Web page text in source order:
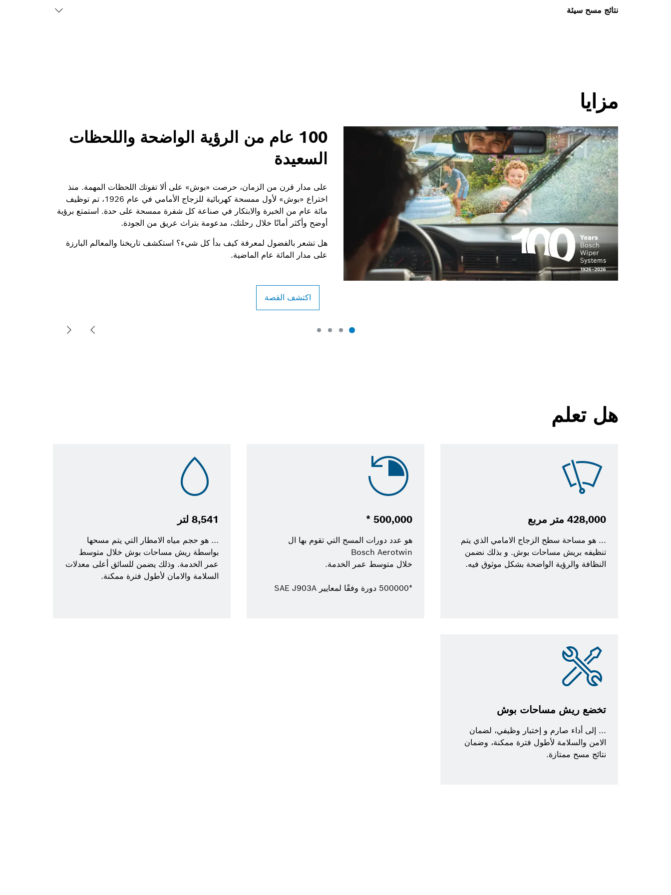
نتائج مسح سيئة
مزايا
100 عام من الرؤية الواضحة واللحظات
السعيدة
على مدار قرن من الزمان، حرصت «بوش» على ألا تفوتك اللحظات المهمة. منذ
اختراع «بوش» لأول ممسحة كهربائية للزجاج الأمامي في عام 1926، تم توظيف
مائة عام من الخبرة والابتكار في صناعة كل شفرة ممسحة على حدة. استمتع برؤية
أوضح وأكثر أمانًا خلال رحلتك، مدعومة بتراث عريق من الجودة.
هل تشعر بالفضول لمعرفة كيف بدأ كل شيء؟ استكشف تاريخنا والمعالم البارزة
على مدار المائة عام الماضية.
اكتشف القصة
هل تعلم
428,000 متر مربع
... هو مساحة سطح الزجاج الامامي الذي يتم
تنظيفه بريش مساحات بوش. و بذلك نضمن
النظافة والرؤية الواضحة بشكل موثوق فيه.
500,000 *
هو عدد دورات المسح التي تقوم بها ال
Bosch Aerotwin
خلال متوسط عمر الخدمة.
*500000 دورة وفقًا لمعايير SAE J903A
8,541 لتر
... هو حجم مياه الامطار التي يتم مسحها
بواسطة ريش مساحات بوش خلال متوسط
عمر الخدمة. وذلك يضمن للسائق أعلى معدلات
السلامة والامان لأطول فترة ممكنة.
تخضع ريش مساحات بوش
... إلى أداء صارم و إختبار وظيفي، لضمان
الامن والسلامة لأطول فترة ممكنة، وضمان
نتائج مسح ممتازة.